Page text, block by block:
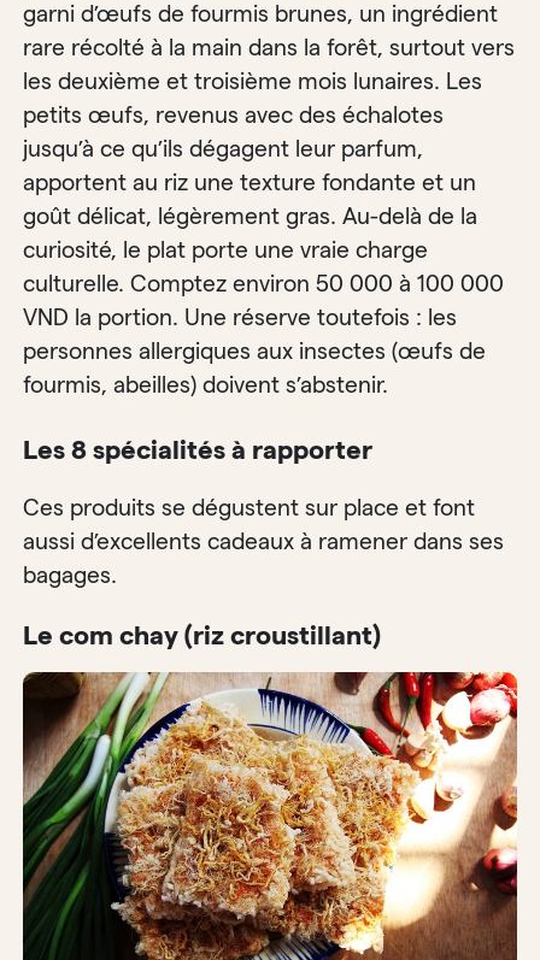
garni d’œufs de fourmis brunes, un ingrédient
rare récolté à la main dans la forêt, surtout vers
les deuxième et troisième mois lunaires. Les
petits œufs, revenus avec des échalotes
jusqu’à ce qu’ils dégagent leur parfum,
apportent au riz une texture fondante et un
goût délicat, légèrement gras. Au-delà de la
curiosité, le plat porte une vraie charge
culturelle. Comptez environ 50 000 à 100 000
VND la portion. Une réserve toutefois : les
personnes allergiques aux insectes (œufs de
fourmis, abeilles) doivent s’abstenir.
Les 8 spécialités à rapporter
Ces produits se dégustent sur place et font
aussi d’excellents cadeaux à ramener dans ses
bagages.
Le com chay (riz croustillant)